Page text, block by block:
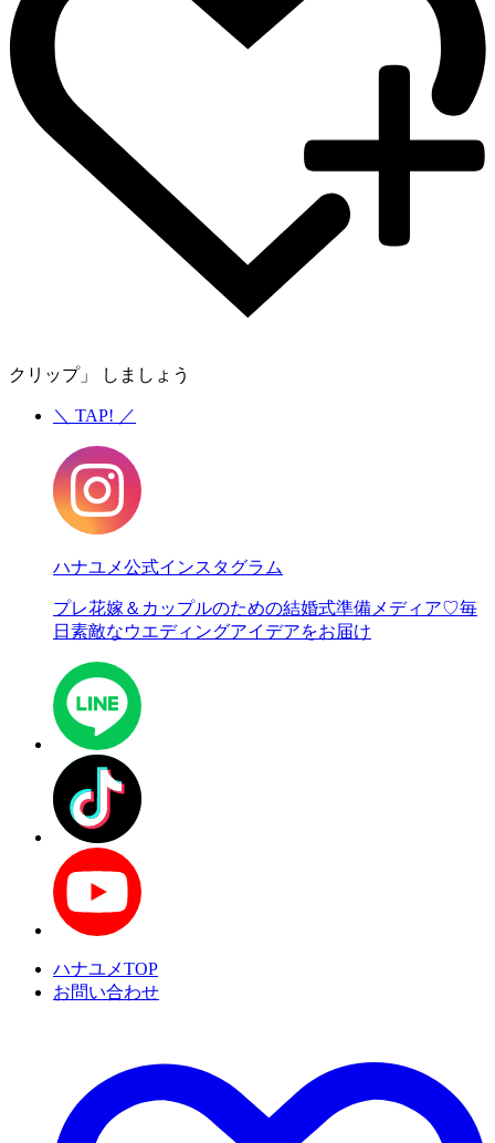
クリップ」 しましょう
＼ TAP! ／
ハナユメ公式インスタグラム
プレ花嫁＆カップルのための結婚式準備メディア♡毎
日素敵なウエディングアイデアをお届け
ハナユメTOP
お問い合わせ